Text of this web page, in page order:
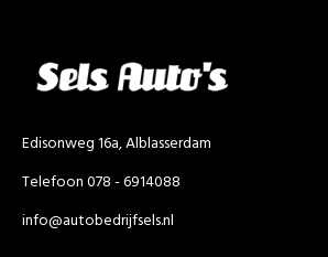
Edisonweg 16a, Alblasserdam
Telefoon 078 - 6914088
info@autobedrijfsels.nl